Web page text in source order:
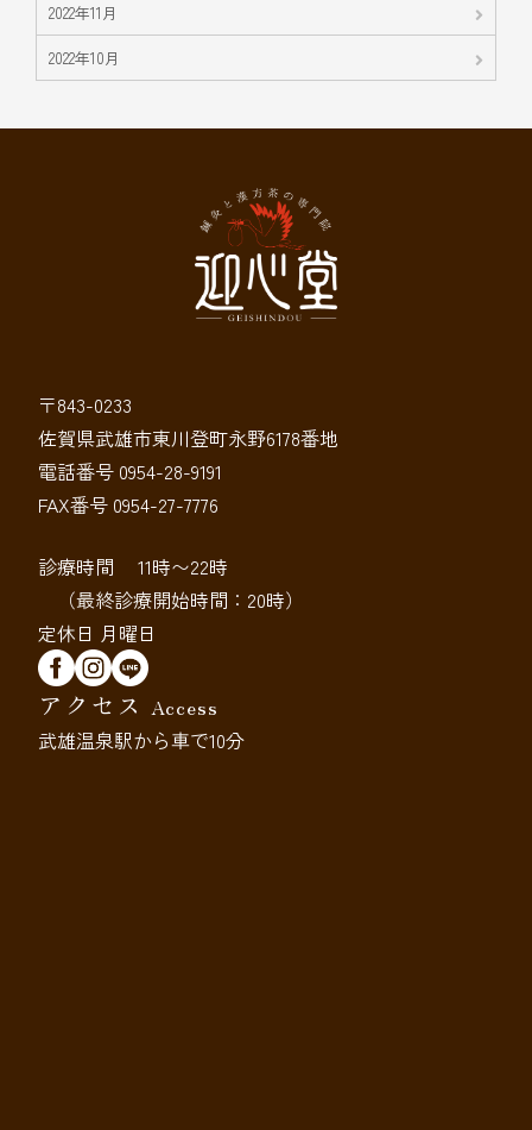
2022年11月
2022年10月
〒843-0233
佐賀県武雄市東川登町永野6178番地
電話番号 0954-28-9191
FAX番号 0954-27-7776
診療時間 11時〜22時
（最終診療開始時間：20時）
定休日 月曜日
アクセス Access
武雄温泉駅から車で10分